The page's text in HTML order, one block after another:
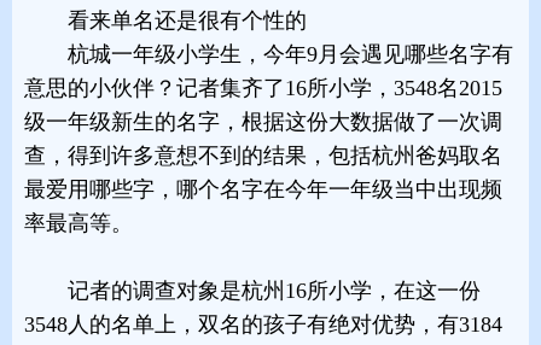
看来单名还是很有个性的
杭城一年级小学生，今年9月会遇见哪些名字有
意思的小伙伴？记者集齐了16所小学，3548名2015
级一年级新生的名字，根据这份大数据做了一次调
查，得到许多意想不到的结果，包括杭州爸妈取名
最爱用哪些字，哪个名字在今年一年级当中出现频
率最高等。
记者的调查对象是杭州16所小学，在这一份
3548人的名单上，双名的孩子有绝对优势，有3184